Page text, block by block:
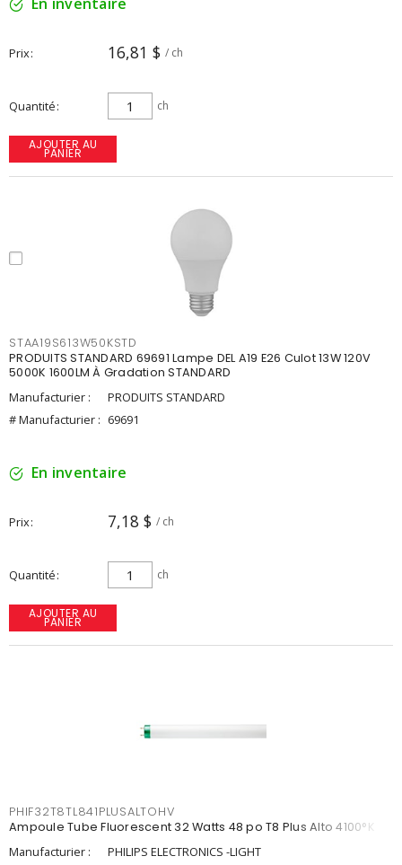
Prix 16,81 $ / ch
Quantité ch
AJOUTER AU
PANIER
STAA19S613W50KSTD
PRODUITS STANDARD 69691 Lampe DEL A19 E26 Culot 13W 120V
5000K 1600LM À Gradation STANDARD
Manufacturier :
PRODUITS STANDARD
# Manufacturier : 69691
En inventaire
Prix 7,18 $ / ch
Quantité ch
AJOUTER AU
PANIER
PHIF32T8TL841PLUSALTOHV
Ampoule Tube Fluorescent 32 Watts 48 po T8 Plus Alto 4100°K
Manufacturier :
PHILIPS ELECTRONICS -LIGHT